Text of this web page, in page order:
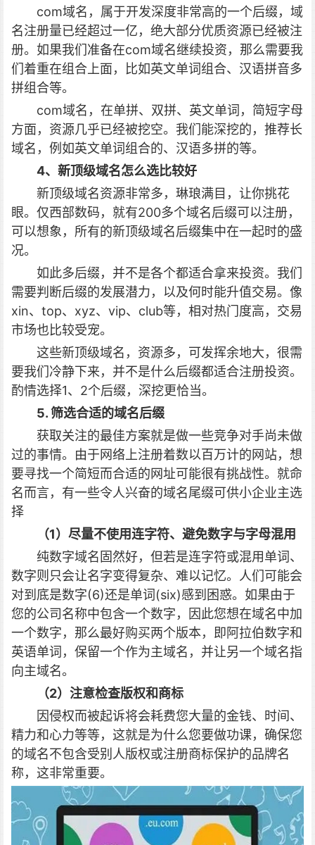
com域名，属于开发深度非常高的一个后缀，域
名注册量已经超过一亿，绝大部分优质资源已经被注
册。如果我们准备在com域名继续投资，那么需要我
们着重在组合上面，比如英文单词组合、汉语拼音多
拼组合等。
com域名，在单拼、双拼、英文单词，简短字母
方面，资源几乎已经被挖空。我们能深挖的，推荐长
域名，例如英文单词组合的、汉语多拼的等。
4、新顶级域名怎么选比较好
新顶级域名资源非常多，琳琅满目，让你挑花
眼。仅西部数码，就有200多个域名后缀可以注册，
可以想象，所有的新顶级域名后缀集中在一起时的盛
况。
如此多后缀，并不是各个都适合拿来投资。我们
需要判断后缀的发展潜力，以及何时能升值交易。像
xin、top、xyz、vip、club等，相对热门度高，交易
市场也比较受宠。
这些新顶级域名，资源多，可发挥余地大，很需
要我们冷静下来，并不是什么后缀都适合注册投资。
酌情选择1、2个后缀，深挖更恰当。
5. 筛选合适的域名后缀
获取关注的最佳方案就是做一些竞争对手尚未做
过的事情。由于网络上注册着数以百万计的网站，想
要寻找一个简短而合适的网址可能很有挑战性。就命
名而言，有一些令人兴奋的域名尾缀可供小企业主选
择
（1）尽量不使用连字符、避免数字与字母混用
纯数字域名固然好，但若是连字符或混用单词、
数字则只会让名字变得复杂、难以记忆。人们可能会
对到底是数字(6)还是单词(six)感到困惑。如果由于
您的公司名称中包含一个数字，因此您想在域名中加
一个数字，那么最好购买两个版本，即阿拉伯数字和
英语单词，保留一个作为主域名，并让另一个域名指
向主域名。
（2）注意检查版权和商标
因侵权而被起诉将会耗费您大量的金钱、时间、
精力和心力等等，这就是为什么您要做功课，确保您
的域名不包含受别人版权或注册商标保护的品牌名
称，这非常重要。